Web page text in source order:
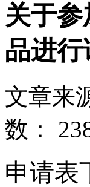
关于
品进
文章来
数：
申请表